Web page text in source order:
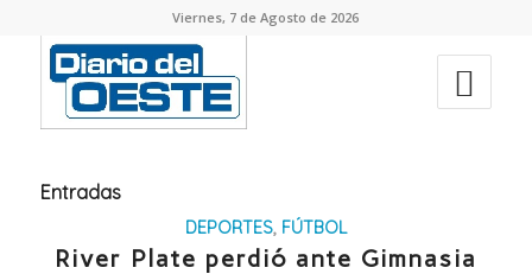
Viernes, 7 de Agosto de 2026
Entradas
DEPORTES, FÚTBOL
River Plate perdió ante Gimnasia